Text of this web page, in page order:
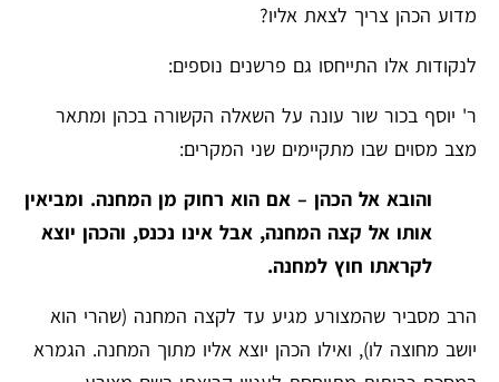
מדוע הכהן צריך לצאת אליו?
לנקודות אלו התייחסו גם פרשנים נוספים:
ר' יוסף בכור שור עונה על השאלה הקשורה בכהן ומתאר
מצב מסוים שבו מתקיימים שני המקרים:
והובא אל הכהן – אם הוא רחוק מן המחנה. ומביאין
אותו אל קצה המחנה, אבל אינו נכנס, והכהן יוצא
לקראתו חוץ למחנה.
הרב מסביר שהמצורע מגיע עד לקצה המחנה (שהרי הוא
יושב מחוצה לו), ואילו הכהן יוצא אליו מתוך המחנה. הגמרא